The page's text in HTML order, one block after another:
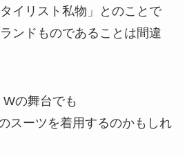
イリスト私物」とのことで
ンドものであることは間違
の舞台でも
スーツを着用するのかもしれ